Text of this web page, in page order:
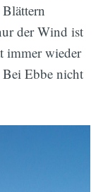
der Wind ist
immer wieder
Ebbe nicht